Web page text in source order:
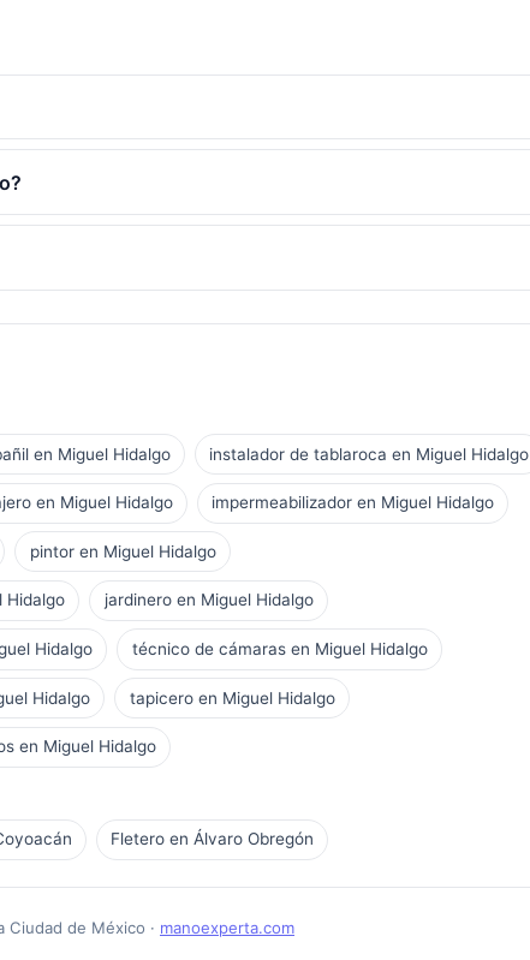
en Miguel Hidalgo instalador de tablaroca en Miguel Hidalgo
en Miguel Hidalgo impermeabilizador en Miguel Hidalgo
pintor en Miguel Hidalgo
Hidalgo jardinero en Miguel Hidalgo
Hidalgo técnico de cámaras en Miguel Hidalgo
Hidalgo tapicero en Miguel Hidalgo
en Miguel Hidalgo
Fletero en Álvaro Obregón
Ciudad de México · manoexperta.com